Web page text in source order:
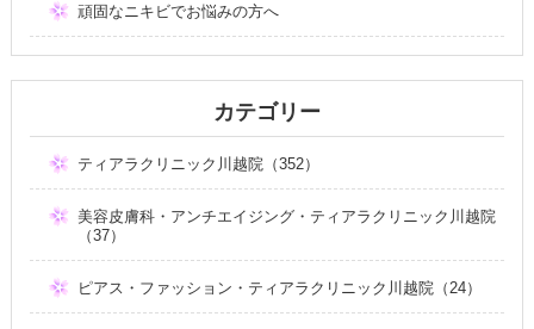
頑固なニキビでお悩みの方へ
カテゴリー
ティアラクリニック川越院（352）
美容皮膚科・アンチエイジング・ティアラクリニック川越院
（37）
ピアス・ファッション・ティアラクリニック川越院（24）